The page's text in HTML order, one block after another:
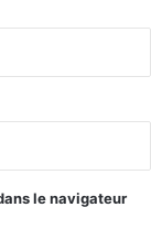
le navigateur